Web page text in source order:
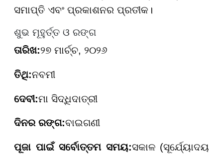
ସମାପ୍ତି ଏବଂ ପ୍ରକାଶନର ପ୍ରତୀକ।
ଶୁଭ ମୂହୁର୍ତ୍ତ ଓ ରଙ୍ଗ
ତାରିଖ:୨୭ ମାର୍ଚ୍ଚ, ୨୦୨୬
ତିଥି:ନବମୀ
ଦେବୀ:ମା ସିଦ୍ଧିଦାତ୍ରୀ
ଦିନର ରଙ୍ଗ:ବାଇଗଣୀ
ପୂଜା ପାଇଁ ସର୍ବୋତ୍ତମ ସମୟ:ସକାଳ (ସୂର୍ଯ୍ୟୋଦୟ